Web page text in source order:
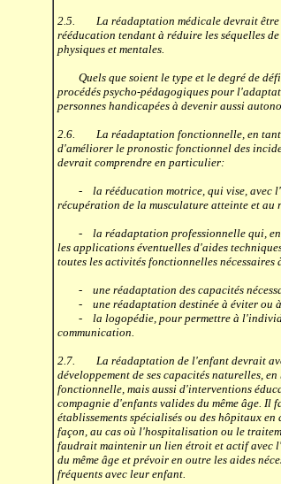
2.5. La réadaptation médicale devrait être
rééducation tendant à réduire les séquelles
physiques et mentales.
Quels que soient le type et le degré de
procédés psycho-pédagogiques pour
personnes handicapées à devenir aussi
2.6. La réadaptation fonctionnelle, en tant
d'améliorer le pronostic fonctionnel des
devrait comprendre en particulier:
- la rééducation motrice, qui vise, avec
récupération de la musculature atteinte et au
- la réadaptation professionnelle qui, en
les applications éventuelles d'aides
toutes les activités fonctionnelles
- une réadaptation des capacités
- une réadaptation destinée à éviter ou à
- la logopédie, pour permettre à l'individu
communication.
2.7. La réadaptation de l'enfant devrait
développement de ses capacités naturelles,
fonctionnelle, mais aussi d'interventions
compagnie d'enfants valides du même âge.
établissements spécialisés ou des hôpitaux
façon, au cas où l'hospitalisation ou le
faudrait maintenir un lien étroit et actif avec
du même âge et prévoir en outre les aides
fréquents avec leur enfant.